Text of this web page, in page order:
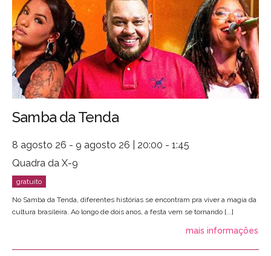
Samba da Tenda
8 agosto 26 - 9 agosto 26 | 20:00 - 1:45
Quadra da X-9
No Samba da Tenda, diferentes histórias se encontram pra viver a magia da
cultura brasileira. Ao longo de dois anos, a festa vem se tornando [...]
mais informações